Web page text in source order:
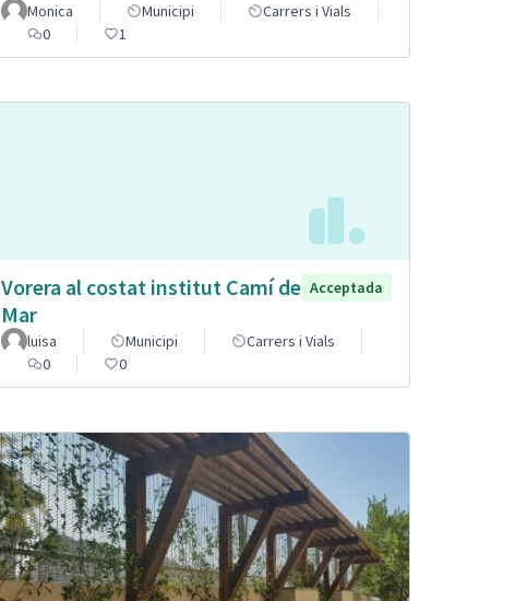
Monica Municipi
Carrers i Vials
0
1
Vorera al costat institut Camí de
Mar
Acceptada
luisa Municipi
Carrers i Vials
0
0